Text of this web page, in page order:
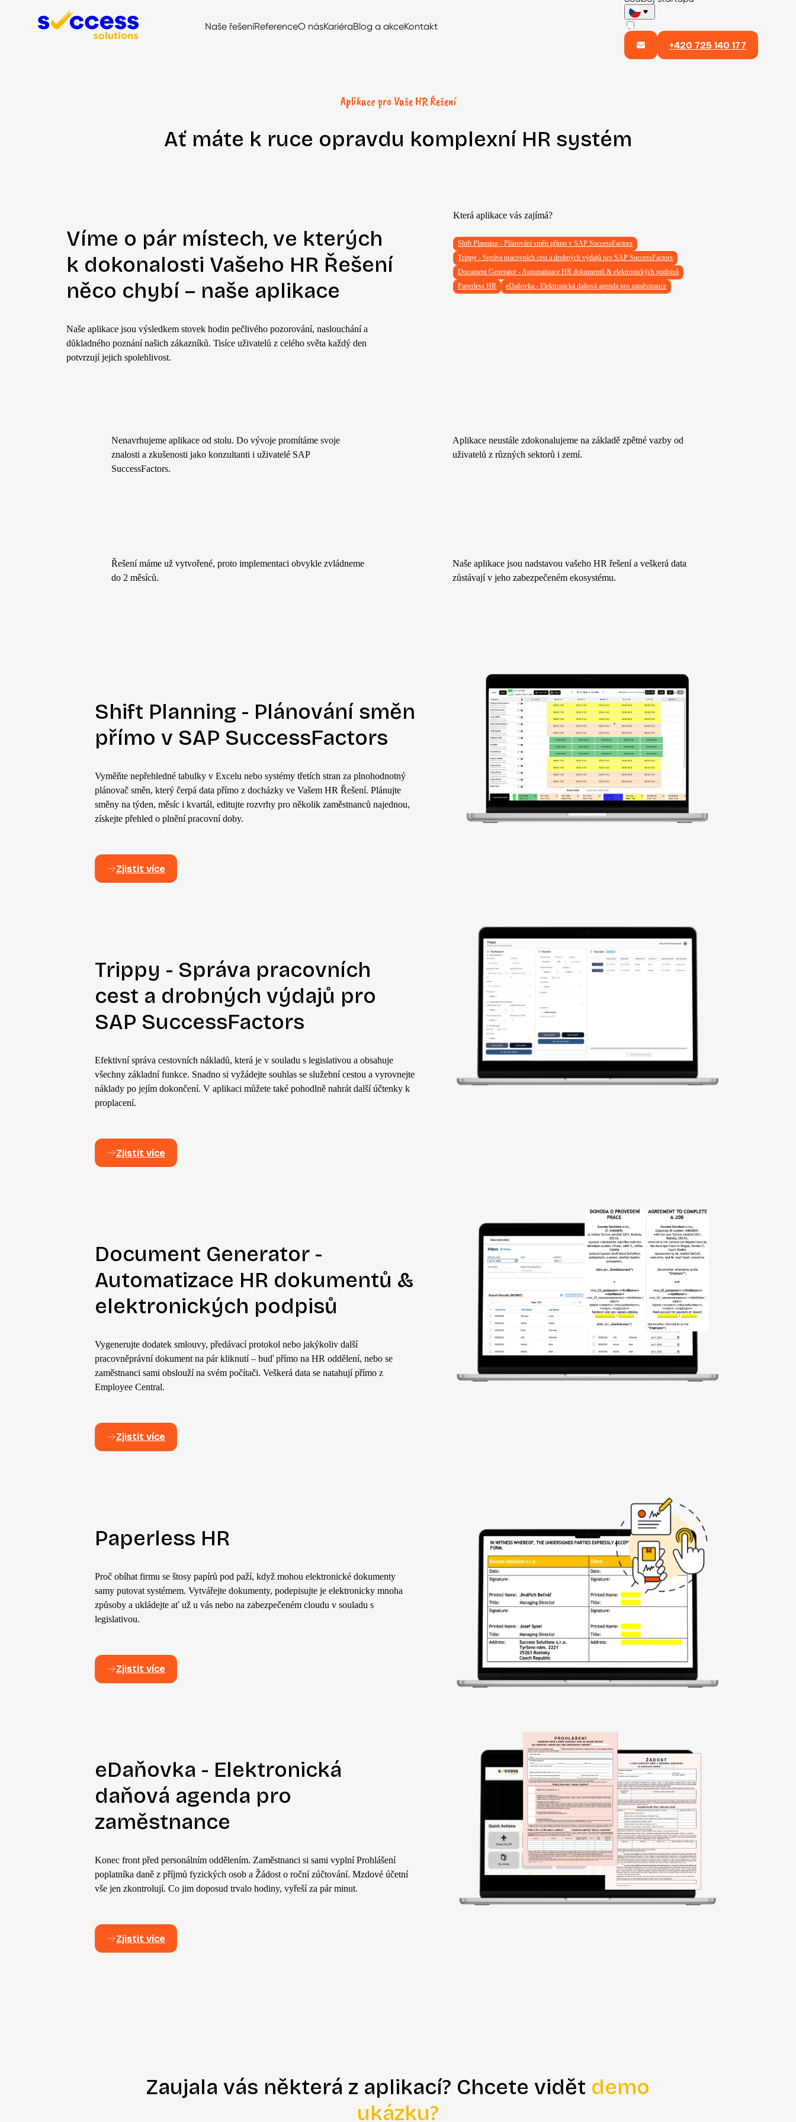
Přeskočit na obsah
Naše řešeníReferenceO násKariéraBlog a akceKontakt
+420 725 140 177
Aplikace pro Vaše HR Řešení
Ať máte k ruce opravdu komplexní HR systém
Víme o pár místech, ve kterých
k dokonalosti Vašeho HR Řešení
něco chybí – naše aplikace
Naše aplikace jsou výsledkem stovek hodin pečlivého pozorování, naslouchání a
důkladného poznání našich zákazníků. Tisíce uživatelů z celého světa každý den
potvrzují jejich spolehlivost.
Která aplikace vás zajímá?
Shift Planning - Plánování směn přímo v SAP SuccessFactors
Trippy - Správa pracovních cest a drobných výdajů pro SAP SuccessFactors
Document Generator - Automatizace HR dokumentů & elektronických podpisů
Paperless HR
eDaňovka - Elektronická daňová agenda pro zaměstnance
Nenavrhujeme aplikace od stolu. Do vývoje promítáme svoje
znalosti a zkušenosti jako konzultanti i uživatelé SAP
SuccessFactors.
Aplikace neustále zdokonalujeme na základě zpětné vazby od
uživatelů z různých sektorů i zemí.
Řešení máme už vytvořené, proto implementaci obvykle zvládneme
do 2 měsíců.
Naše aplikace jsou nadstavou vašeho HR řešení a veškerá data
zůstávají v jeho zabezpečeném ekosystému.
Shift Planning - Plánování směn
přímo v SAP SuccessFactors
Vyměňte nepřehledné tabulky v Excelu nebo systémy třetích stran za plnohodnotný
plánovač směn, který čerpá data přímo z docházky ve Vašem HR Řešení. Plánujte
směny na týden, měsíc i kvartál, editujte rozvrhy pro několik zaměstnanců najednou,
získejte přehled o plnění pracovní doby.
Zjistit více
Trippy - Správa pracovních
cest a drobných výdajů pro
SAP SuccessFactors
Efektivní správa cestovních nákladů, která je v souladu s legislativou a obsahuje
všechny základní funkce. Snadno si vyžádejte souhlas se služební cestou a vyrovnejte
náklady po jejím dokončení. V aplikaci můžete také pohodlně nahrát další účtenky k
proplacení.
Zjistit více
Document Generator -
Automatizace HR dokumentů &
elektronických podpisů
Vygenerujte dodatek smlouvy, předávací protokol nebo jakýkoliv další
pracovněprávní dokument na pár kliknutí – buď přímo na HR oddělení, nebo se
zaměstnanci sami obslouží na svém počítači. Veškerá data se natahují přímo z
Employee Central.
Zjistit více
Paperless HR
Proč obíhat firmu se štosy papírů pod paží, když mohou elektronické dokumenty
samy putovat systémem. Vytvářejte dokumenty, podepisujte je elektronicky mnoha
způsoby a ukládejte ať už u vás nebo na zabezpečeném cloudu v souladu s
legislativou.
Zjistit více
eDaňovka - Elektronická
daňová agenda pro
zaměstnance
Konec front před personálním oddělením. Zaměstnanci si sami vyplní Prohlášení
poplatníka daně z příjmů fyzických osob a Žádost o roční zúčtování. Mzdové účetní
vše jen zkontrolují. Co jim doposud trvalo hodiny, vyřeší za pár minut.
Zjistit více
Zaujala vás některá z aplikací? Chcete vidět demo
ukázku?